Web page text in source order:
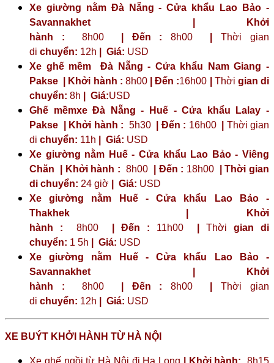
Xe giường nằm Đà Nẵng - Cửa khẩu Lao Bảo -
Savannakhet | Khởi
hành : 8h00| Đến : 8h00 |Thời gian
di chuyển: 12h Giá: USD
Xe ghế mềm Đà Nẵng - Cửa khẩu Nam Giang -
Pakse | Khởi hành : 8h00| Đến :16h00 Thời gian di
chuyển: 8h Giá:USD
Ghế mềmxe Đà Nẵng - Huế - Cửa khẩu Lalay -
Pakse | Khởi hành : 5h30| Đến : 16h00| Thời gian
di chuyển: 11h Giá: USD
Xe giường nằm Huế - Cửa khẩu Lao Bảo - Viêng
Chăn | Khởi hành : 8h00| Đến : 18h00| Thời gian
di chuyển: 24 giờ | Giá: USD
Xe giường nằm Huế - Cửa khẩu Lao Bảo -
Thakhek | Khởi
hành : 8h00 | Đến : 11h00 Thời gian di
chuyển: 1 5h Giá: USD
Xe giường nằm Huế - Cửa khẩu Lao Bảo -
Savannakhet | Khởi
hành : 8h00| Đến : 8h00 |Thời gian
di chuyển: 12h Giá: USD
XE BUÝT KHỞI HÀNH TỪ HÀ NỘI